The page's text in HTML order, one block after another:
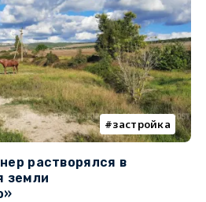
застройка
растворялся в
земли